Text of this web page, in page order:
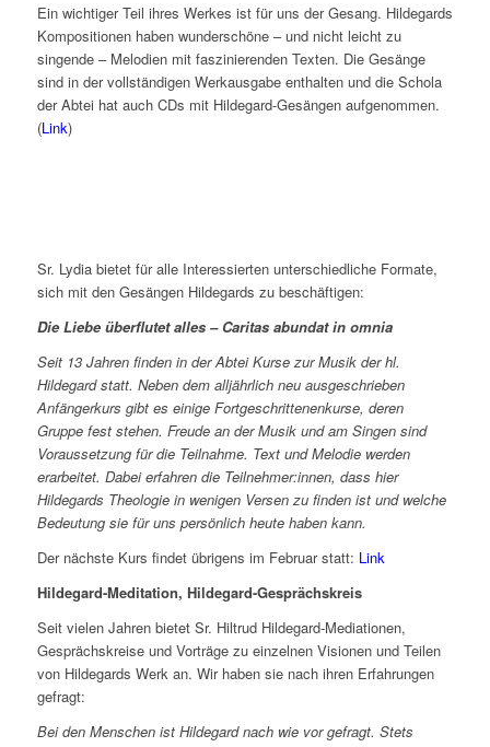
Ein wichtiger Teil ihres Werkes ist für uns der Gesang. Hildegards
Kompositionen haben wunderschöne – und nicht leicht zu
singende – Melodien mit faszinierenden Texten. Die Gesänge
sind in der vollständigen Werkausgabe enthalten und die Schola
der Abtei hat auch CDs mit Hildegard-Gesängen aufgenommen.
(Link)
Sr. Lydia bietet für alle Interessierten unterschiedliche Formate,
sich mit den Gesängen Hildegards zu beschäftigen:
Die Liebe überflutet alles – Caritas abundat in omnia
Seit 13 Jahren finden in der Abtei Kurse zur Musik der hl.
Hildegard statt. Neben dem alljährlich neu ausgeschrieben
Anfängerkurs gibt es einige Fortgeschrittenenkurse, deren
Gruppe fest stehen. Freude an der Musik und am Singen sind
Voraussetzung für die Teilnahme. Text und Melodie werden
erarbeitet. Dabei erfahren die Teilnehmer:innen, dass hier
Hildegards Theologie in wenigen Versen zu finden ist und welche
Bedeutung sie für uns persönlich heute haben kann.
Der nächste Kurs findet übrigens im Februar statt: Link
Hildegard-Meditation, Hildegard-Gesprächskreis
Seit vielen Jahren bietet Sr. Hiltrud Hildegard-Mediationen,
Gesprächskreise und Vorträge zu einzelnen Visionen und Teilen
von Hildegards Werk an. Wir haben sie nach ihren Erfahrungen
gefragt:
Bei den Menschen ist Hildegard nach wie vor gefragt. Stets